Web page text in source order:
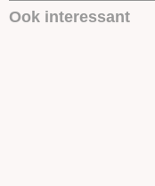
Ook interessant